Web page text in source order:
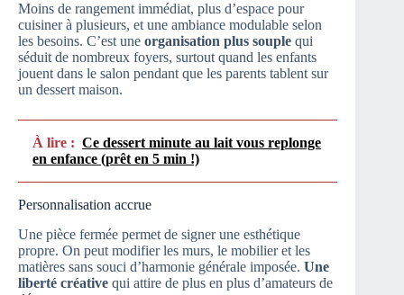
Moins de rangement immédiat, plus d’espace pour
cuisiner à plusieurs, et une ambiance modulable selon
les besoins. C’est une organisation plus souple qui
séduit de nombreux foyers, surtout quand les enfants
jouent dans le salon pendant que les parents tablent sur
un dessert maison.
À lire : Ce dessert minute au lait vous replonge
en enfance (prêt en 5 min !)
Personnalisation accrue
Une pièce fermée permet de signer une esthétique
propre. On peut modifier les murs, le mobilier et les
matières sans souci d’harmonie générale imposée. Une
liberté créative qui attire de plus en plus d’amateurs de